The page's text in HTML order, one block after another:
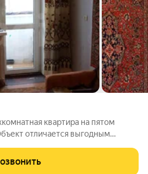
квартира на пятом
отличается выгодным
для прогулок, а также
вокзал с